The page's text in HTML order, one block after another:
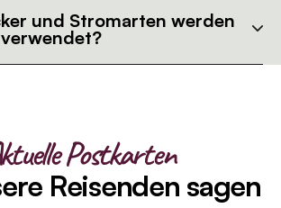
und Stromarten werden
Postkarten
Reisenden sagen